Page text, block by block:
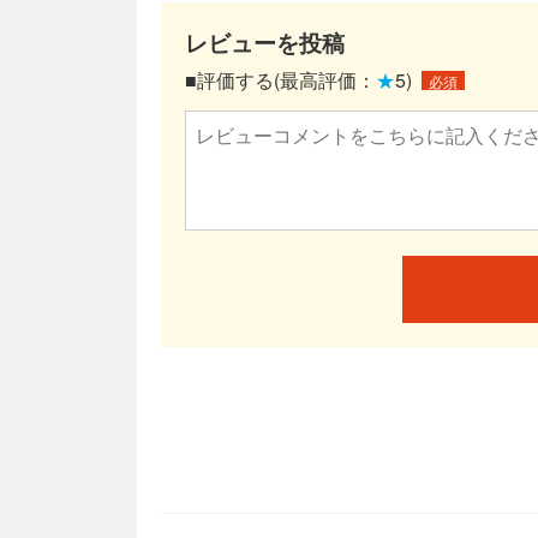
レビューを投稿
■評価する(最高評価： ★5) 必須